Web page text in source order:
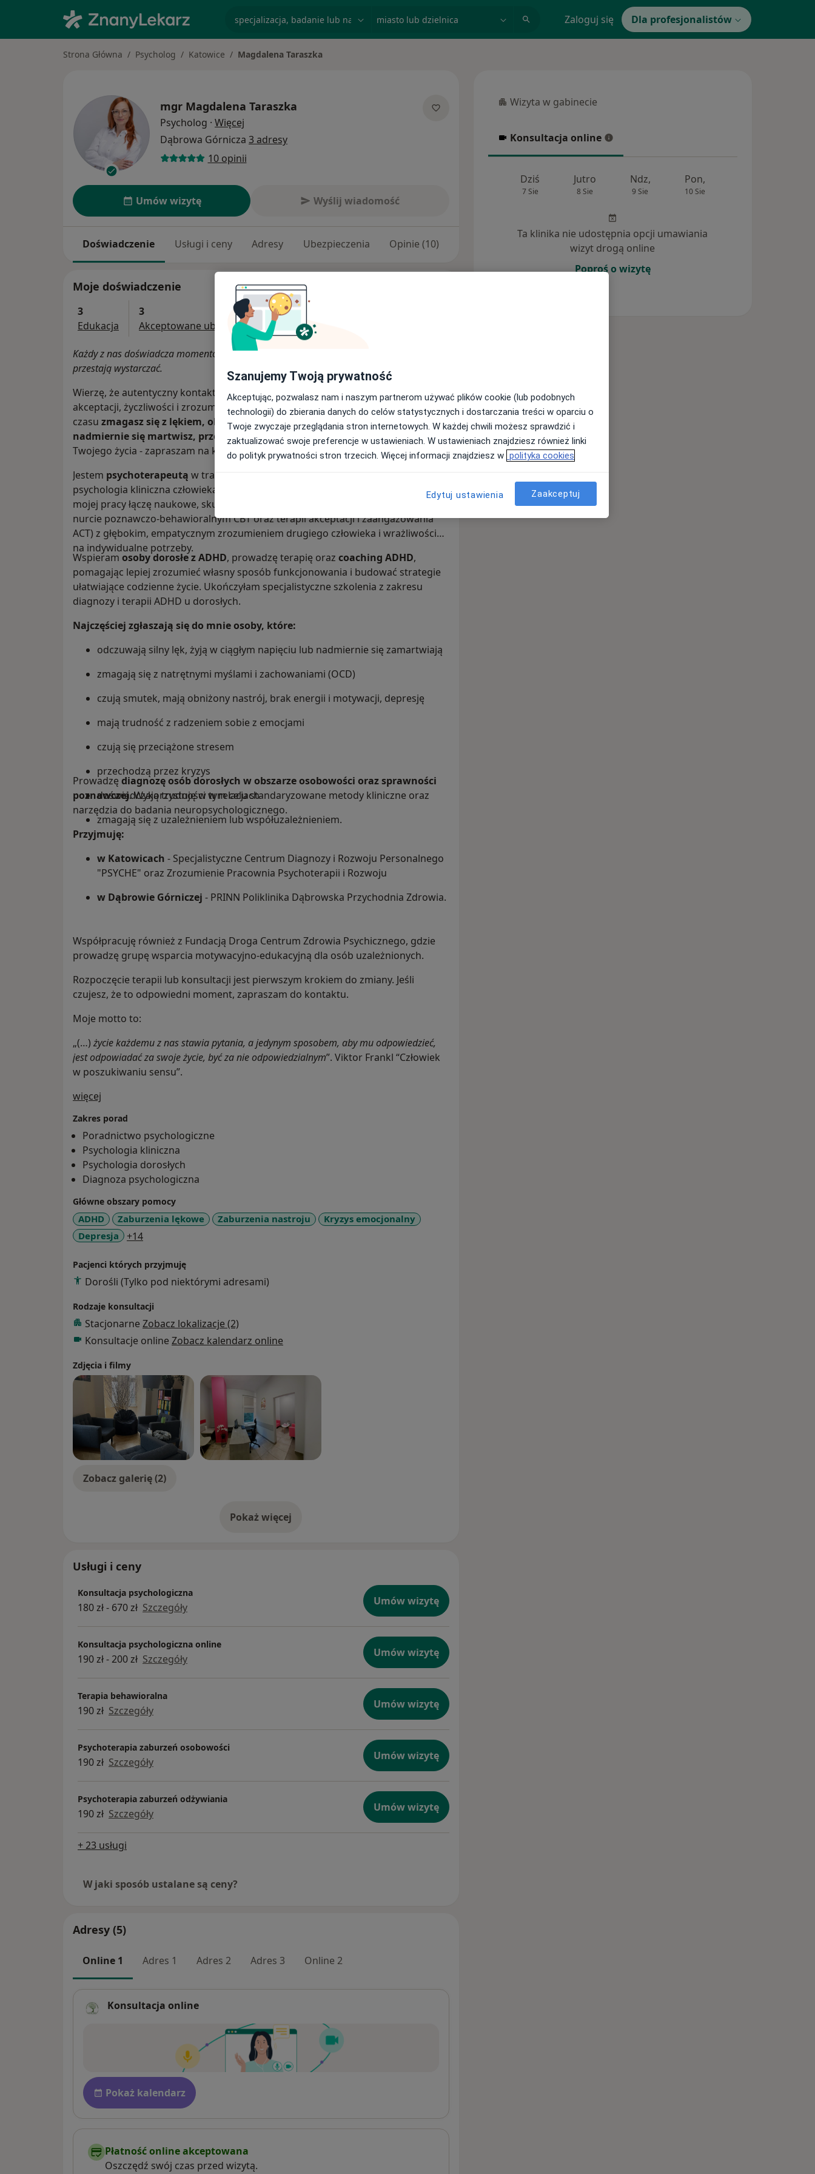
Zaloguj się Dla profesjonalistów
Strona Główna Psycholog Katowice Magdalena Taraszka
mgr Magdalena Taraszka
Psycholog · Więcej
Dąbrowa Górnicza 3 adresy
10 opinii
Umów wizytę Wyślij wiadomość
Doświadczenie Usługi i ceny Adresy Ubezpieczenia Opinie (10)
Moje doświadczenie
3
Edukacja
3
Akceptowane ubezpieczenia
Każdy z nas doświadcza momentów, w których dotychczasowe sposoby radzenia sobie
przestają wystarczać.
Wierzę, że autentyczny kontakt oraz budowanie bezpiecznej relacji w atmosferze
akceptacji, życzliwości i zrozumienia pomagają w zdrowieniu. Jeśli od dłuższego
czasu zmagasz się z lękiem, obniżonym nastrojem, depresją, stresem,
nadmiernie się martwisz, przechodzisz kryzysi czujesz, że wpływa to na jakość
Twojego życia - zapraszam na konsultację.
Jestem psychoterapeutą w trakcie szkolenia,
psychologia kliniczna człowieka dorosłego oraz certyfikowanym
. W
mojej pracy łączę naukowe, skuteczne metody radzenia sobie z trudnościami (w
nurcie poznawczo-behawioralnym CBT oraz terapii akceptacji i zaangażowania
ACT) z głębokim, empatycznym zrozumieniem drugiego człowieka i wrażliwością
na indywidualne potrzeby.
Wspieram osoby dorosłe z ADHD, prowadzę terapię oraz coaching ADHD,
pomagając lepiej zrozumieć własny sposób funkcjonowania i budować strategie
ułatwiające codzienne życie. Ukończyłam specjalistyczne szkolenia z zakresu
diagnozy i terapii ADHD u dorosłych.
Najczęściej zgłaszają się do mnie osoby, które:
odczuwają silny lęk, żyją w ciągłym napięciu lub nadmiernie się zamartwiają
zmagają się z natrętnymi myślami i zachowaniami (OCD)
czują smutek, mają obniżony nastrój, brak energii i motywacji, depresję
mają trudność z radzeniem sobie z emocjami
czują się przeciążone stresem
przechodzą przez kryzys
doświadczają trudności w relacjach
zmagają się z uzależnieniem lub współuzależnieniem.
Prowadzę diagnozę osób dorosłych w obszarze osobowości oraz sprawności
poznawczej. Wykorzystuję w tym celu standaryzowane metody kliniczne oraz
narzędzia do badania neuropsychologicznego.
Przyjmuję:
w Katowicach - Specjalistyczne Centrum Diagnozy i Rozwoju Personalnego
"PSYCHE" oraz Zrozumienie Pracownia Psychoterapii i Rozwoju
w Dąbrowie Górniczej - PRINN Poliklinika Dąbrowska Przychodnia Zdrowia.
Współpracuję również z Fundacją Droga Centrum Zdrowia Psychicznego, gdzie
prowadzę grupę wsparcia motywacyjno-edukacyjną dla osób uzależnionych.
Rozpoczęcie terapii lub konsultacji jest pierwszym krokiem do zmiany. Jeśli
czujesz, że to odpowiedni moment, zapraszam do kontaktu.
Moje motto to:
„(…) życie każdemu z nas stawia pytania, a jedynym sposobem, aby mu odpowiedzieć,
jest odpowiadać za swoje życie, być za nie odpowiedzialnym”. Viktor Frankl “Człowiek
w poszukiwaniu sensu”.
więcej
Zakres porad
Poradnictwo psychologiczne
Psychologia kliniczna
Psychologia dorosłych
Diagnoza psychologiczna
Główne obszary pomocy
ADHD Zaburzenia lękowe Zaburzenia nastroju
Kryzys emocjonalny
Depresja
+14a11y_sr_more_diseases
Pacjenci których przyjmuję
Dorośli (Tylko pod niektórymi adresami)
Rodzaje konsultacji
Stacjonarne Zobacz lokalizacje (2)
Konsultacje online Zobacz kalendarz online
Zdjęcia i filmy
Zobacz galerię (2)
Pokaż więcejo doświadczeniu
Usługi i ceny
Konsultacja psychologiczna
180 zł - 670 zł Szczegóły Umów wizytę
Konsultacja psychologiczna online
190 zł - 200 zł Szczegóły Umów wizytę
Terapia behawioralna
190 zł Szczegóły Umów wizytę
Psychoterapia zaburzeń osobowości
190 zł Szczegóły Umów wizytę
Psychoterapia zaburzeń odżywiania
190 zł Szczegóły Umów wizytę
+ 23 usługi
W jaki sposób ustalane są ceny?
Adresy (5)
Online 1 Adres 1 Adres 2 Adres 3 Online 2
Konsultacja online
Dostępność
Pokaż kalendarz
Płatność online akceptowana
Oszczędź swój czas przed wizytą.
Wizyta w gabinecie
Wizyta w gabinecie
Konsultacja online
Konsultacja online
Dziś
7 Sie
Jutro
8 Sie
Ndz,
9 Sie
Pon,
10 Sie
Ta klinika nie udostępnia opcji umawiania
wizyt drogą online
Poproś o wizytę
Szanujemy Twoją prywatność
Akceptując, pozwalasz nam i naszym partnerom używać plików cookie (lub podobnych
technologii) do zbierania danych do celów statystycznych i dostarczania treści w oparciu o
Twoje zwyczaje przeglądania stron internetowych. W każdej chwili możesz sprawdzić i
zaktualizować swoje preferencje w ustawieniach. W ustawieniach znajdziesz również linki
do polityk prywatności stron trzecich. Więcej informacji znajdziesz w polityka cookies
Edytuj ustawienia Zaakceptuj